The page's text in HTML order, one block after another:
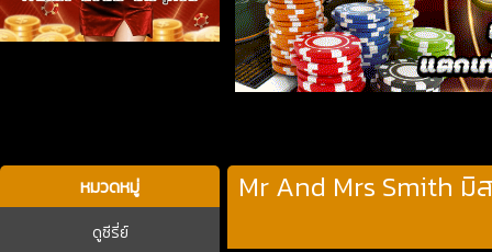
หมวดหมู่
ดูซีรี่ย์
Mr And Mrs Smith